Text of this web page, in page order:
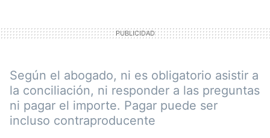
Según el abogado, ni es obligatorio asistir a
la conciliación, ni responder a las preguntas
ni pagar el importe. Pagar puede ser
incluso contraproducente